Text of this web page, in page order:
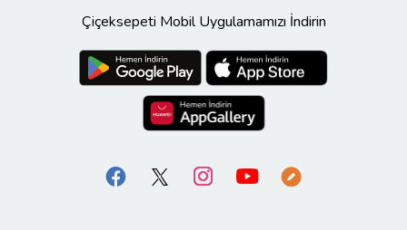
Çiçeksepeti Mobil Uygulamamızı İndirin